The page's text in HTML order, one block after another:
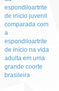
espondiloartrite
de início juvenil
comparada com
a
espondiloartrite
de início na vida
adulta em uma
grande coorte
brasileira